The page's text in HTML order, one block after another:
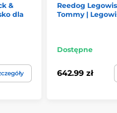
&
dla
Reedog
Tommy |
Dostępne
642.99 zł